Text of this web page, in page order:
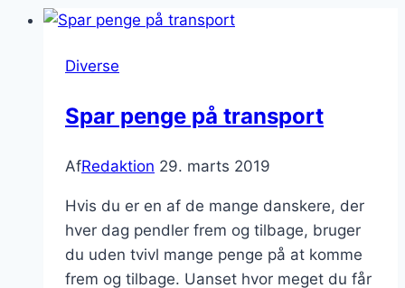
Diverse
Spar penge på transport
AfRedaktion 29. marts 2019
Hvis du er en af de mange danskere, der
hver dag pendler frem og tilbage, bruger
du uden tvivl mange penge på at komme
frem og tilbage. Uanset hvor meget du får